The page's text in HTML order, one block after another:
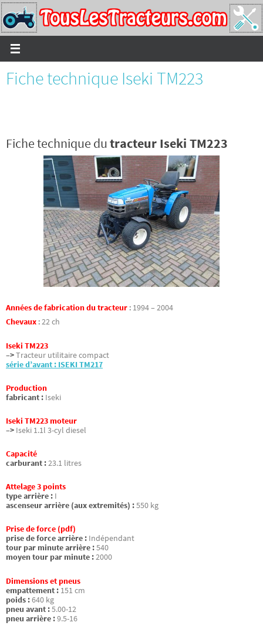
Passer
vers
le
contenu
Fiche technique Iseki TM223
Fiche technique dutracteur Iseki TM223
Années de fabrication du tracteur : 1994 – 2004
Chevaux :22 ch
Iseki TM223
–>Tracteur utilitaire compact
série d’avant : ISEKI TM217
Production
fabricant : Iseki
Iseki TM223 moteur
–> Iseki 1.1l 3-cyl diesel
Capacité
carburant :23.1 litres
Attelage 3 points
type arrière : I
ascenseur arrière (aux extremités) :550 kg
Prise de force (pdf)
prise de force arrière : Indépendant
tour par minute arrière :540
moyen tour par minute :2000
Dimensions et pneus
empattement : 151 cm
poids :640 kg
pneu avant :5.00-12
pneu arrière :9.5-16